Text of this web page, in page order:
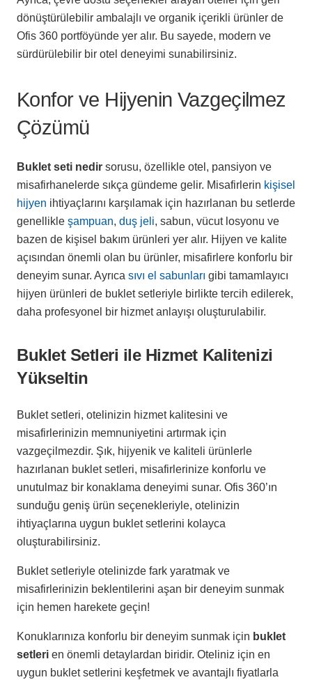
dönüştürülebilir ambalajlı ve organik içerikli ürünler de
Ofis 360 portföyünde yer alır. Bu sayede, modern ve
sürdürülebilir bir otel deneyimi sunabilirsiniz.
Konfor ve Hijyenin Vazgeçilmez
Çözümü
Buklet seti nedir sorusu, özellikle otel, pansiyon ve
misafirhanelerde sıkça gündeme gelir. Misafirlerin kişisel
hijyen ihtiyaçlarını karşılamak için hazırlanan bu setlerde
genellikle şampuan, duş jeli, sabun, vücut losyonu ve
bazen de kişisel bakım ürünleri yer alır. Hijyen ve kalite
açısından önemli olan bu ürünler, misafirlere konforlu bir
deneyim sunar. Ayrıca sıvı el sabunları gibi tamamlayıcı
hijyen ürünleri de buklet setleriyle birlikte tercih edilerek,
daha profesyonel bir hizmet anlayışı oluşturulabilir.
Buklet Setleri ile Hizmet Kalitenizi
Yükseltin
Buklet setleri, otelinizin hizmet kalitesini ve
misafirlerinizin memnuniyetini artırmak için
vazgeçilmezdir. Şık, hijyenik ve kaliteli ürünlerle
hazırlanan buklet setleri, misafirlerinize konforlu ve
unutulmaz bir konaklama deneyimi sunar. Ofis 360’ın
sunduğu geniş ürün seçenekleriyle, otelinizin
ihtiyaçlarına uygun buklet setlerini kolayca
oluşturabilirsiniz.
Buklet setleriyle otelinizde fark yaratmak ve
misafirlerinizin beklentilerini aşan bir deneyim sunmak
için hemen harekete geçin!
Konuklarınıza konforlu bir deneyim sunmak için buklet
setleri en önemli detaylardan biridir. Oteliniz için en
uygun buklet setlerini keşfetmek ve avantajlı fiyatlarla